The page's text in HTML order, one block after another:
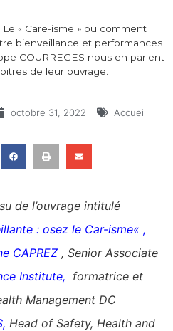
Le « Care-isme » ou comment
bienveillance et performances
COURREGES nous en parlent
de leur ouvrage.
octobre 31, 2022 Accueil
de l’ouvrage intitulé
: osez le Car-isme« ,
CAPREZ , Senior Associate
Institute, formatrice et
Management DC
Head of Safety, Health and